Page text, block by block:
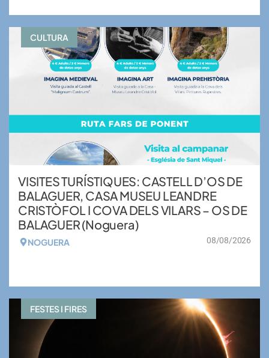
CULTURA
VISITES TURÍSTIQUES: CASTELL D’OS DE
BALAGUER, CASA MUSEU LEANDRE
CRISTÒFOL I COVA DELS VILARS – OS DE
BALAGUER (Noguera)
NOGUERA 08/08/2026
FESTES I FIRES